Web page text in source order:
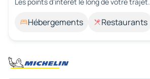
Hébergements Restaurants